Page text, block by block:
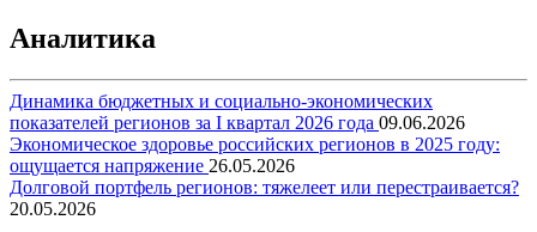
Аналитика
Динамика бюджетных и социально-экономических
показателей регионов за I квартал 2026 года 09.06.2026
Экономическое здоровье российских регионов в 2025 году:
ощущается напряжение 26.05.2026
Долговой портфель регионов: тяжелеет или перестраивается?
20.05.2026